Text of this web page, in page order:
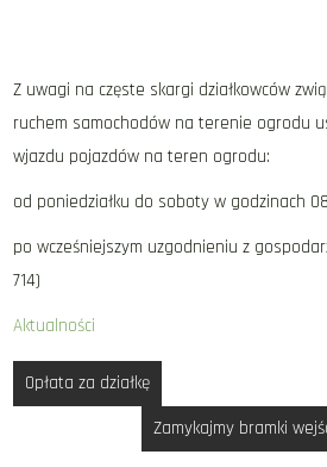
Z uwagi na częste skargi działkowców
ruchem samochodów na terenie ogrodu
wjazdu pojazdów na teren ogrodu:
od poniedziałku do soboty w godzinach
po wcześniejszym uzgodnieniu z
714)
Aktualności
Nawigacja
wpisu
Opłata za działkę
Zamykajmy bramki